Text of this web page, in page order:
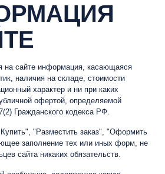
на сайте информация, касающаяся
наличия на складе, стоимости
характер и ни при каких
офертой, определяемой
Гражданского кодекса РФ.
"Разместить заказ", "Оформить
заполнение тех или иных форм, не
сайта никаких обязательств.